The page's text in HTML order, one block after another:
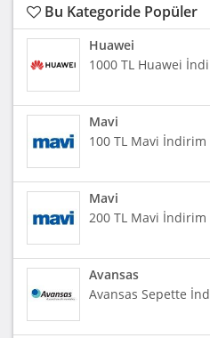
Bu Kategoride Popüler
Huawei
1000 TL Huawei
Mavi
100 TL Mavi İndirim
Mavi
200 TL Mavi İndirim
Avansas
Avansas Sepette